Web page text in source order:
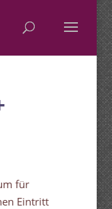
für
Eintritt